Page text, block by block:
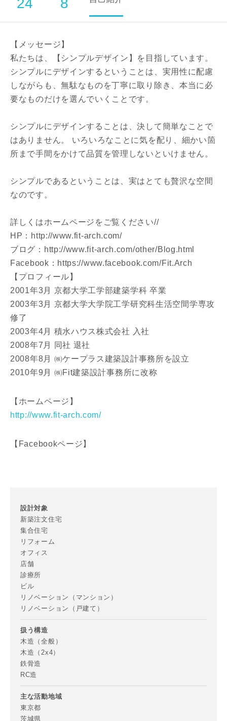
24 8
【メッセージ】
私たちは、【シンプルデザイン】を目指しています。
シンプルにデザインするということは、実用性に配慮
しながらも、無駄なものを丁寧に取り除き、本当に必
要なものだけを選んでいくことです。
シンプルにデザインすることは、決して簡単なことで
はありません。 いろいろなことに気を配り、細かい箇
所まで手間をかけて品質を管理しないといけません。
シンプルであるということは、実はとても贅沢な空間
なのです。
詳しくはホームページをご覧ください//
HP：http://www.fit-arch.com/
ブログ：http://www.fit-arch.com/other/Blog.html
Facebook：https://www.facebook.com/Fit.Arch
【プロフィール】
2001年3月 京都大学工学部建築学科 卒業
2003年3月 京都大学大学院工学研究科生活空間学専攻
修了
2003年4月 積水ハウス株式会社 入社
2008年7月 同社 退社
2008年8月 ㈱ケープラス建築設計事務所を設立
2010年9月 ㈱Fit建築設計事務所に改称
【ホームページ】
http://www.fit-arch.com/
【Facebookページ】
設計対象
新築注文住宅
集合住宅
リフォーム
オフィス
店舗
診療所
ビル
リノベーション（マンション）
リノベーション（戸建て）
扱う構造
木造（全般）
木造（2x4）
鉄骨造
RC造
主な活動地域
東京都
茨城県
建築予定地
希望の予算
完成希望時期
同居する家族構成
当社は，当社の
た情報を利用します。
めに利用します。
の間で生じた紛争等について一切責任を負わないものとしま
す。
キャンセル
専門家の都合により、資料の送付が遅くなったり、送付
できない場合があります。あらかじめご了承ください。
閉じる
閉じる